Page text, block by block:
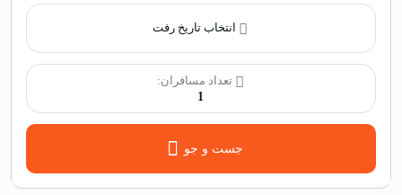
تعداد مسافران:
1
جست و جو